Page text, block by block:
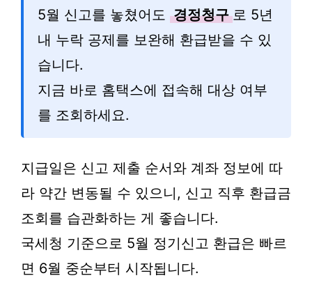
5월 신고를 놓쳤어도 경정청구 로 5년
내 누락 공제를 보완해 환급받을 수 있
습니다.
지금 바로 홈택스에 접속해 대상 여부
를 조회하세요.
지급일은 신고 제출 순서와 계좌 정보에 따
라 약간 변동될 수 있으니, 신고 직후 환급금
조회를 습관화하는 게 좋습니다.
국세청 기준으로 5월 정기신고 환급은 빠르
면 6월 중순부터 시작됩니다.